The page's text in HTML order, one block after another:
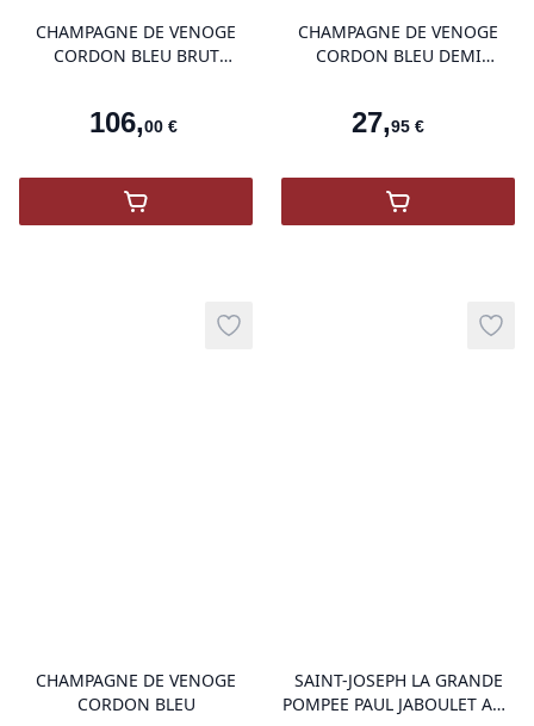
CHAMPAGNE DE VENOGE
CORDON BLEU BRUT
106,00 €
,Champagne De Venoge Cordon Bleu Brut
CHAMPAGNE DE VENOGE
CORDON BLEU DEMI
27,95 €
,De Venoge
CHAMPAGNE DE VENOGE
CORDON BLEU
Add to wishlist
SAINT-JOSEPH LA GRANDE
POMPEE PAUL JABOULET AOP
Add